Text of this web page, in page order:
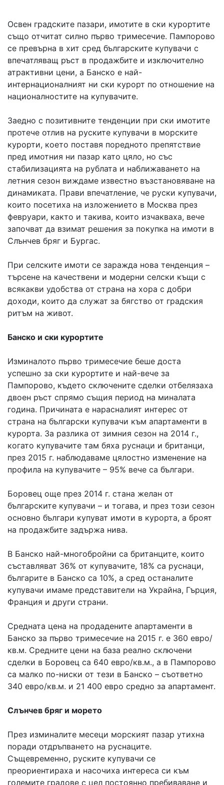
Освен градските пазари, имотите в ски курортите
също отчитат силно първо тримесечие. Пампорово
се превърна в хит сред българските купувачи с
впечатляващ ръст в продажбите и изключително
атрактивни цени, а Банско е най-
интернационалният ни ски курорт по отношение на
националностите на купувачите.
Заедно с позитивните тенденции при ски имотите
протече отлив на руските купувачи в морските
курорти, което поставя поредното препятствие
пред имотния ни пазар като цяло, но със
стабилизацията на рублата и наближаването на
летния сезон виждаме известно възстановяване на
динамиката. Прави впечатление, че руски купувачи,
които посетиха на изложението в Москва през
февруари, както и такива, които изчакваха, вече
започват да взимат решения за покупка на имоти в
Слънчев бряг и Бургас.
При селските имоти се заражда нова тенденция –
търсене на качествени и модерни селски къщи с
всякакви удобства от страна на хора с добри
доходи, които да служат за бягство от градския
ритъм на живот.
Банско и ски курортите
Изминалото първо тримесечие беше доста
успешно за ски курортите и най-вече за
Пампорово, където сключените сделки отбелязаха
двоен ръст спрямо същия период на миналата
година. Причината е нарасналият интерес от
страна на български купувачи към апартаменти в
курорта. За разлика от зимния сезон на 2014 г.,
когато купувачите там бяха руснаци и британци,
през 2015 г. наблюдаваме цялостно изменение на
профила на купувачите – 95% вече са българи.
Боровец още през 2014 г. стана желан от
българските купувачи – и тогава, и през този сезон
основно българи купуват имоти в курорта, а броят
на продажбите задържа нива.
В Банско най-многобройни са британците, които
съставляват 36% от купувачите, 18% са руснаци,
българите в Банско са 10%, а сред останалите
купувачи имаме представители на Украйна, Гърция,
Франция и други страни.
Средната цена на продадените апартаменти в
Банско за първо тримесечие на 2015 г. е 360 евро/
кв.м. Средните цени на база реално сключени
сделки в Боровец са 640 евро/кв.м., а в Пампорово
са малко по-ниски от тези в Банско – съответно
340 евро/кв.м. и 21 400 евро средно за апартамент.
Слънчев бряг и морето
През изминалите месеци морският пазар утихна
поради отдръпването на руснаците.
Същевременно, руските купувачи се
преориентираха и насочиха интереса си към
големите градове с цел постоянно пребиваване и